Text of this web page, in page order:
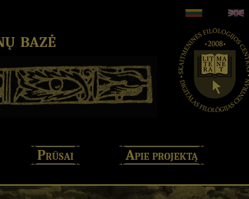
bazė
Prūsai Apie projektą